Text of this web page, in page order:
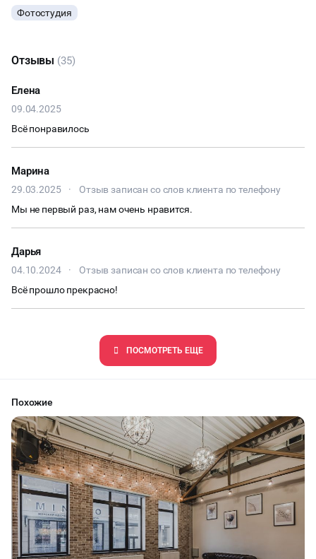
Фотостудия
Отзывы (35)
Елена
09.04.2025
Всё понравилось
Марина
29.03.2025 ·
Отзыв записан со слов клиента по телефону
Мы не первый раз, нам очень нравится.
Дарья
04.10.2024 ·
Отзыв записан со слов клиента по телефону
Всё прошло прекрасно!
ПОCМОТРЕТЬ ЕЩЕ
КОНФЕРЕНЦИИ
ХАКАТОНЫ
ЧАЕПИТИЕ
Похожие